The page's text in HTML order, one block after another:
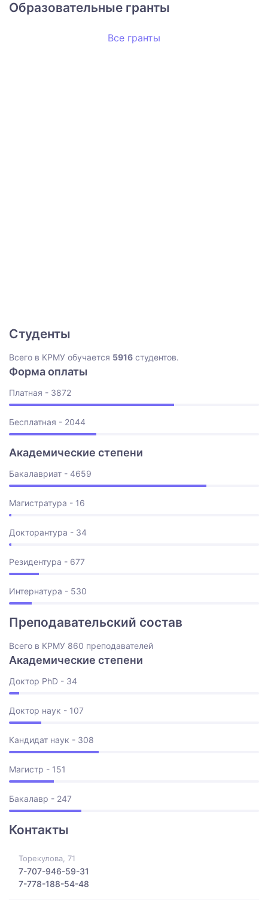
Образовательные гранты
Все гранты
Студенты
Всего в КРМУ обучается 5916 студентов.
Форма оплаты
Платная - 3872
Бесплатная - 2044
Академические степени
Бакалавриат - 4659
Магистратура - 16
Докторантура - 34
Резидентура - 677
Интернатура - 530
Преподавательский состав
Всего в КРМУ 860 преподавателей
Академические степени
Доктор PhD - 34
Доктор наук - 107
Кандидат наук - 308
Магистр - 151
Бакалавр - 247
Контакты
Торекулова, 71
7-707-946-59-31
7-778-188-54-48